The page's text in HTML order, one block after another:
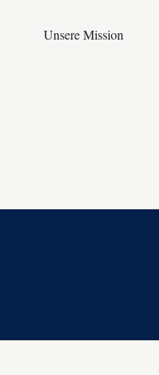
Unsere Mission